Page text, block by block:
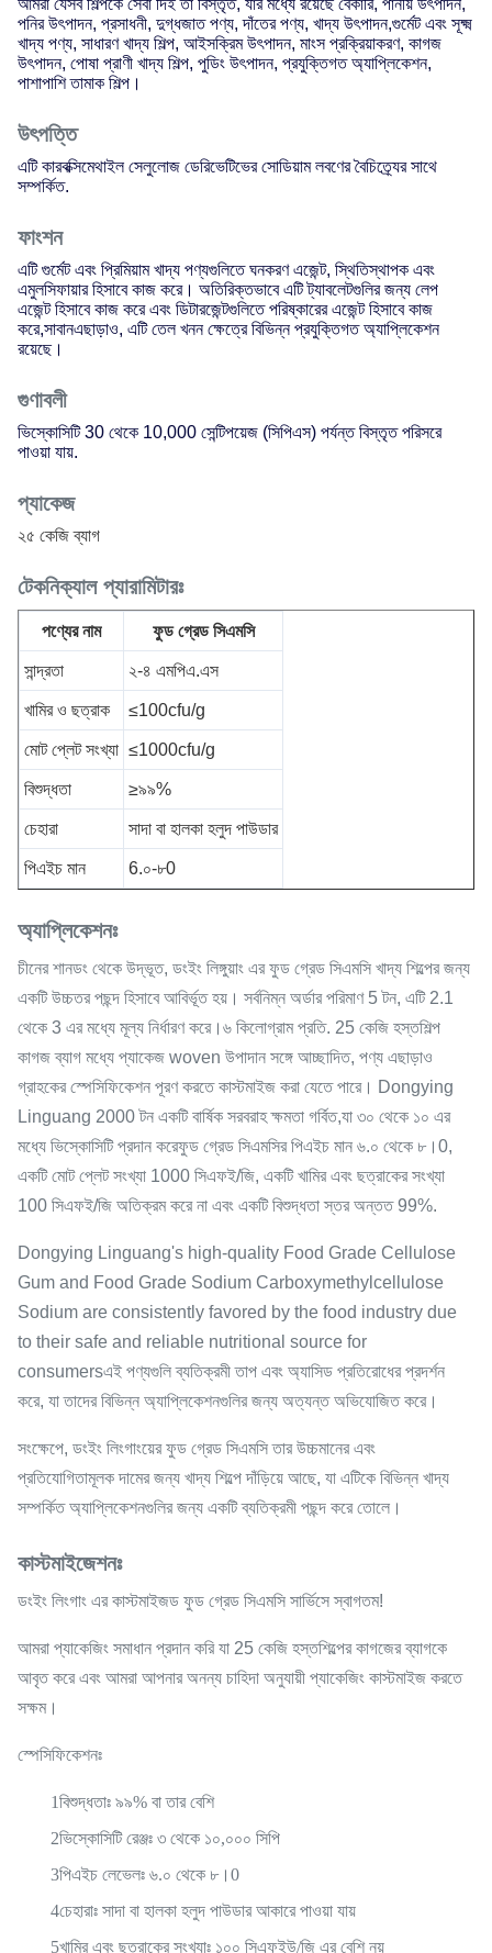
আমরা যেসব শিল্পকে সেবা দিই তা বিস্তৃত, যার মধ্যে রয়েছে বেকারি, পানীয় উৎপাদন,
পনির উৎপাদন, প্রসাধনী, দুগ্ধজাত পণ্য, দাঁতের পণ্য, খাদ্য উৎপাদন,গুর্মেট এবং সূক্ষ্ম
খাদ্য পণ্য, সাধারণ খাদ্য শিল্প, আইসক্রিম উৎপাদন, মাংস প্রক্রিয়াকরণ, কাগজ
উৎপাদন, পোষা প্রাণী খাদ্য শিল্প, পুডিং উৎপাদন, প্রযুক্তিগত অ্যাপ্লিকেশন,
পাশাপাশি তামাক শিল্প।
উৎপত্তি
এটি কারবক্সিমেথাইল সেলুলোজ ডেরিভেটিভের সোডিয়াম লবণের বৈচিত্র্যের সাথে
সম্পর্কিত.
ফাংশন
এটি গুর্মেট এবং প্রিমিয়াম খাদ্য পণ্যগুলিতে ঘনকরণ এজেন্ট, স্থিতিস্থাপক এবং
এমুলসিফায়ার হিসাবে কাজ করে। অতিরিক্তভাবে এটি ট্যাবলেটগুলির জন্য লেপ
এজেন্ট হিসাবে কাজ করে এবং ডিটারজেন্টগুলিতে পরিষ্কারের এজেন্ট হিসাবে কাজ
করে,সাবানএছাড়াও, এটি তেল খনন ক্ষেত্রে বিভিন্ন প্রযুক্তিগত অ্যাপ্লিকেশন
রয়েছে।
গুণাবলী
ভিস্কোসিটি 30 থেকে 10,000 সেন্টিপয়েজ (সিপিএস) পর্যন্ত বিস্তৃত পরিসরে
পাওয়া যায়.
প্যাকেজ
২৫ কেজি ব্যাগ
টেকনিক্যাল প্যারামিটারঃ
পণ্যের নাম ফুড গ্রেড সিএমসি
সান্দ্রতা ২-৪ এমপিএ.এস
খামির ও ছত্রাক ≤100cfu/g
মোট প্লেট সংখ্যা ≤1000cfu/g
বিশুদ্ধতা ≥৯৯%
চেহারা সাদা বা হালকা হলুদ পাউডার
পিএইচ মান 6.০-৮0
অ্যাপ্লিকেশনঃ
চীনের শানডং থেকে উদ্ভূত, ডংইং লিঙ্গুয়াং এর ফুড গ্রেড সিএমসি খাদ্য শিল্পের জন্য
একটি উচ্চতর পছন্দ হিসাবে আবির্ভূত হয়। সর্বনিম্ন অর্ডার পরিমাণ 5 টন, এটি 2.1
থেকে 3 এর মধ্যে মূল্য নির্ধারণ করে।৬ কিলোগ্রাম প্রতি. 25 কেজি হস্তশিল্প
কাগজ ব্যাগ মধ্যে প্যাকেজ woven উপাদান সঙ্গে আচ্ছাদিত, পণ্য এছাড়াও
গ্রাহকের স্পেসিফিকেশন পূরণ করতে কাস্টমাইজ করা যেতে পারে। Dongying
Linguang 2000 টন একটি বার্ষিক সরবরাহ ক্ষমতা গর্বিত,যা ৩০ থেকে ১০ এর
মধ্যে ভিস্কোসিটি প্রদান করেফুড গ্রেড সিএমসির পিএইচ মান ৬.০ থেকে ৮।0,
একটি মোট প্লেট সংখ্যা 1000 সিএফই/জি, একটি খামির এবং ছত্রাকের সংখ্যা
100 সিএফই/জি অতিক্রম করে না এবং একটি বিশুদ্ধতা স্তর অন্তত 99%.
Dongying Linguang's high-quality Food Grade Cellulose
Gum and Food Grade Sodium Carboxymethylcellulose
Sodium are consistently favored by the food industry due
to their safe and reliable nutritional source for
consumersএই পণ্যগুলি ব্যতিক্রমী তাপ এবং অ্যাসিড প্রতিরোধের প্রদর্শন
করে, যা তাদের বিভিন্ন অ্যাপ্লিকেশনগুলির জন্য অত্যন্ত অভিযোজিত করে।
সংক্ষেপে, ডংইং লিংগাংয়ের ফুড গ্রেড সিএমসি তার উচ্চমানের এবং
প্রতিযোগিতামূলক দামের জন্য খাদ্য শিল্পে দাঁড়িয়ে আছে, যা এটিকে বিভিন্ন খাদ্য
সম্পর্কিত অ্যাপ্লিকেশনগুলির জন্য একটি ব্যতিক্রমী পছন্দ করে তোলে।
কাস্টমাইজেশনঃ
ডংইং লিংগাং এর কাস্টমাইজড ফুড গ্রেড সিএমসি সার্ভিসে স্বাগতম!
আমরা প্যাকেজিং সমাধান প্রদান করি যা 25 কেজি হস্তশিল্পের কাগজের ব্যাগকে
আবৃত করে এবং আমরা আপনার অনন্য চাহিদা অনুযায়ী প্যাকেজিং কাস্টমাইজ করতে
সক্ষম।
স্পেসিফিকেশনঃ
1বিশুদ্ধতাঃ ৯৯% বা তার বেশি
2ভিস্কোসিটি রেঞ্জঃ ৩ থেকে ১০,০০০ সিপি
3পিএইচ লেভেলঃ ৬.০ থেকে ৮।0
4চেহারাঃ সাদা বা হালকা হলুদ পাউডার আকারে পাওয়া যায়
5খামির এবং ছত্রাকের সংখ্যাঃ ১০০ সিএফইউ/জি এর বেশি নয়